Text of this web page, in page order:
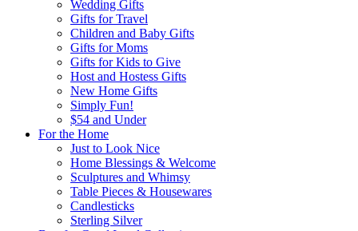
Wedding Gifts
Gifts for Travel
Children and Baby Gifts
Gifts for Moms
Gifts for Kids to Give
Host and Hostess Gifts
New Home Gifts
Simply Fun!
$54 and Under
For the Home
Just to Look Nice
Home Blessings & Welcome
Sculptures and Whimsy
Table Pieces & Housewares
Candlesticks
Sterling Silver